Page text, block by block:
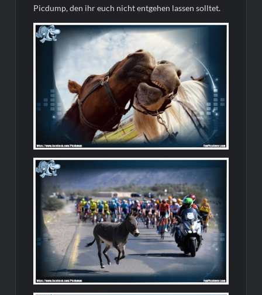
Picdump, den ihr euch nicht entgehen lassen solltet.